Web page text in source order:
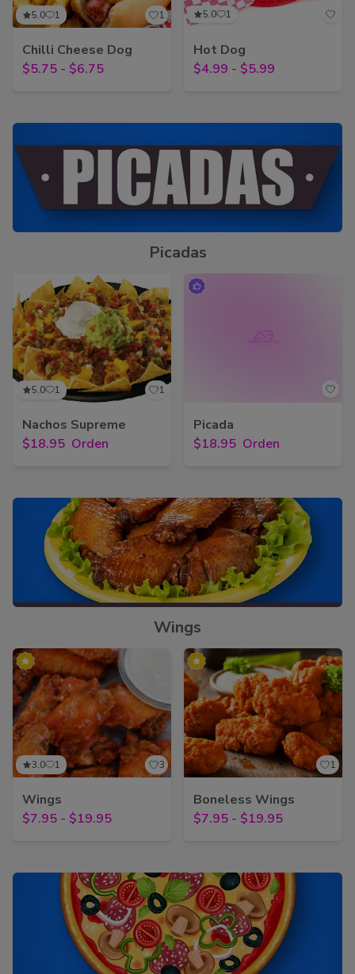
Chilli Cheese Dog
$5.75 - $6.75
5.0 1 1
Hot Dog
$4.99 - $5.99
5.0 1
Picadas
Nachos Supreme
$18.95 Orden
5.0 1 1
Picada
$18.95 Orden
Wings
Wings
$7.95 - $19.95
3.0 1 3
Boneless Wings
$7.95 - $19.95
1